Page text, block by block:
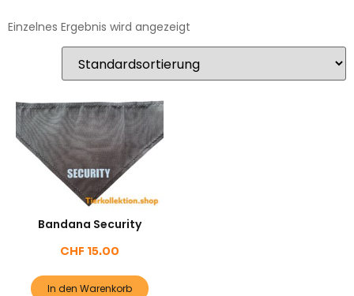
Einzelnes Ergebnis wird angezeigt
Bandana Security
CHF 15.00
In den Warenkorb